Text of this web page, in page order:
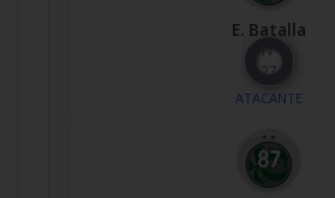
E. Batalla
Nº
27
ATACANTE